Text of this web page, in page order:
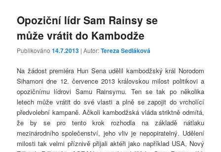
Opoziční lídr Sam Rainsy se
může vrátit do Kambodže
Publikováno14.7.2013 | Autor:Tereza Sedláková
Na žádost premiéra Hun Sena udělil kambodžský král Norodom
Sihamoni dne 12. července 2013 královskou milost politikovi a
opozičnímu lídrovi Samu Rainsymu. Ten se tak po několika
letech může vrátit do své vlasti a plně se zapojit do vrcholící
předvolební kampaně. Ačkoli kambodžská vláda striktně odmítá,
že by se pro tento krok rozhodla na základě nátlaku
mezinárodního společenství, jeho vliv je nepopiratelný. Udělení
milosti tak velmi příznivě přijali aktéři jako například USA, Nový